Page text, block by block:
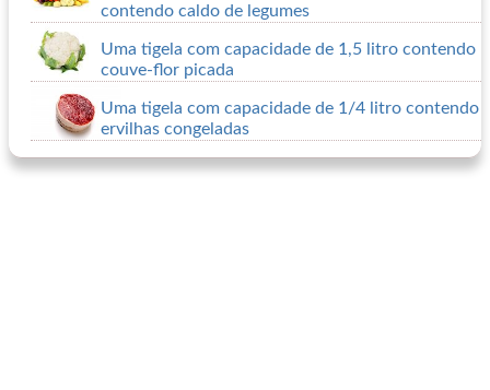
contendo caldo de legumes
Uma tigela com capacidade de 1,5 litro contendo
couve-flor picada
Uma tigela com capacidade de 1/4 litro contendo
ervilhas congeladas